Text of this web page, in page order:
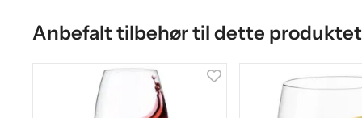
Anbefalt tilbehør til dette produktet